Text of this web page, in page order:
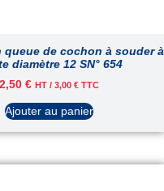
queue de cochon à souder à
diamètre 12 SN° 654
2,50€ HT /3,00€ TTC
Ajouter au panier